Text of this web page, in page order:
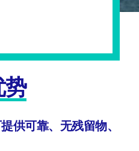
供可靠、无残留物、